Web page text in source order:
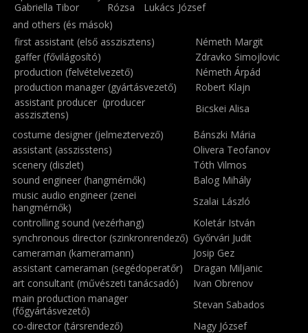
Gabriella Tibor
Rózsa
Lukács József
and others (és mások)
first assistant (első asszisztens)
Németh Margit
gaffer (fővilágosító)
Zdravko Simojlovic
production (felvételvezető)
Németh Árpád
production manager (gyártásvezető)
Robert Klajn
assistant producer (producer
asszisztens)
Bicskei Alisa
costume designer (jelmeztervező)
Bánszki Mária
assistant (asszisstens)
Olivera Teofanov
scenery (diszlet)
Tóth Vilmos
sound engineer (hangmérnők)
Balog Mihály
music audio engineer (zenei
hangmérnők)
Szalai László
controlling sound (vezérhang)
Koletár István
synchronous director (szinkronrendező) Győrvári Judit
cameraman (kameramann)
Josip Gez
assistant cameraman (segédoperatőr)
Dragan Miljanic
art consultant (művészeti tanácsadó)
Ivan Obrenov
main production manager
(főgyártásvezető)
Stevan Sabados
co-director (társrendező)
Nagy József